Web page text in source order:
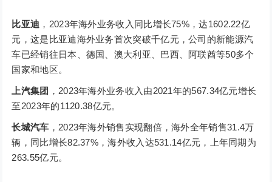
比亚迪 ，2023年海外业务收入同比增长75%，达1602.22亿
元，这是比亚迪海外业务首次突破千亿元，公司的新能源汽
车已经销往日本、德国、澳大利亚、巴西、阿联酋等50多个
国家和地区。
上汽集团 ，2023年海外业务收入由2021年的567.34亿元增长
至2023年的1120.38亿元。
长城汽车 ，2023年海外销售实现翻倍，海外全年销售31.4万
辆，同比增长82.37%，海外收入达531.14亿元，上年同期为
263.55亿元。